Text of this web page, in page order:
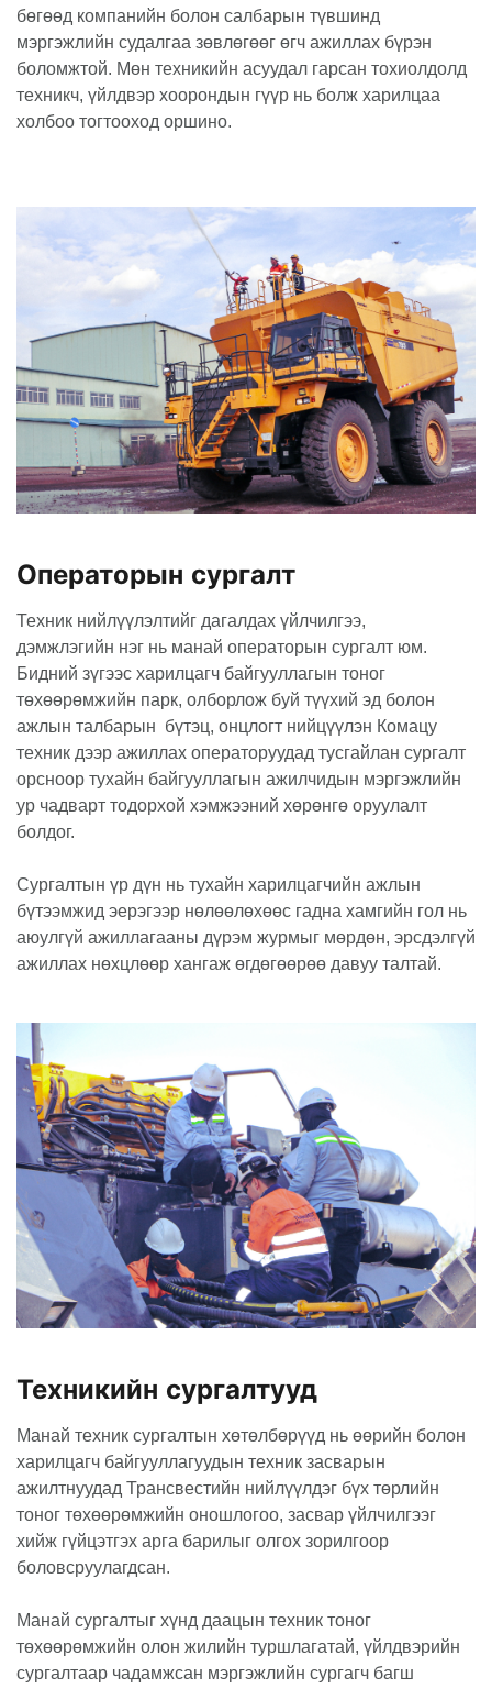
бөгөөд компанийн болон салбарын түвшинд
мэргэжлийн судалгаа зөвлөгөөг өгч ажиллах бүрэн
боломжтой. Мөн техникийн асуудал гарсан тохиолдолд
техникч, үйлдвэр хоорондын гүүр нь болж харилцаа
холбоо тогтооход оршино.
Операторын сургалт
Техник нийлүүлэлтийг дагалдах үйлчилгээ,
дэмжлэгийн нэг нь манай операторын сургалт юм.
Бидний зүгээс харилцагч байгууллагын тоног
төхөөрөмжийн парк, олборлож буй түүхий эд болон
ажлын талбарын бүтэц, онцлогт нийцүүлэн Комацу
техник дээр ажиллах операторуудад тусгайлан сургалт
орсноор тухайн байгууллагын ажилчидын мэргэжлийн
ур чадварт тодорхой хэмжээний хөрөнгө оруулалт
болдог.
Сургалтын үр дүн нь тухайн харилцагчийн ажлын
бүтээмжид эерэгээр нөлөөлөхөөс гадна хамгийн гол нь
аюулгүй ажиллагааны дүрэм журмыг мөрдөн, эрсдэлгүй
ажиллах нөхцлөөр хангаж өгдөгөөрөө давуу талтай.
Техникийн сургалтууд
Манай техник сургалтын хөтөлбөрүүд нь өөрийн болон
харилцагч байгууллагуудын техник засварын
ажилтнуудад Трансвестийн нийлүүлдэг бүх төрлийн
тоног төхөөрөмжийн оношлогоо, засвар үйлчилгээг
хийж гүйцэтгэх арга барилыг олгох зорилгоор
боловсруулагдсан.
Манай сургалтыг хүнд даацын техник тоног
төхөөрөмжийн олон жилийн туршлагатай, үйлдвэрийн
сургалтаар чадамжсан мэргэжлийн сургагч багш